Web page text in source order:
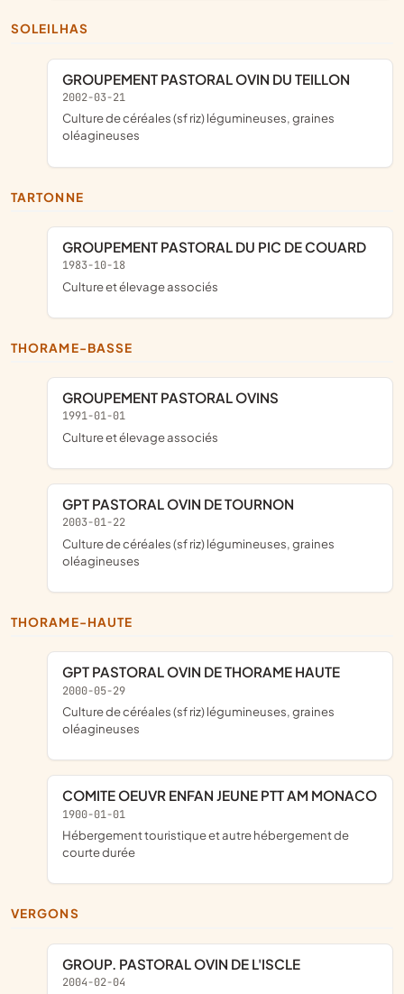
SOLEILHAS
GROUPEMENT PASTORAL OVIN DU TEILLON
2002-03-21
Culture de céréales (sf riz) légumineuses, graines
oléagineuses
TARTONNE
GROUPEMENT PASTORAL DU PIC DE COUARD
1983-10-18
Culture et élevage associés
THORAME-BASSE
GROUPEMENT PASTORAL OVINS
1991-01-01
Culture et élevage associés
GPT PASTORAL OVIN DE TOURNON
2003-01-22
Culture de céréales (sf riz) légumineuses, graines
oléagineuses
THORAME-HAUTE
GPT PASTORAL OVIN DE THORAME HAUTE
2000-05-29
Culture de céréales (sf riz) légumineuses, graines
oléagineuses
COMITE OEUVR ENFAN JEUNE PTT AM MONACO
1900-01-01
Hébergement touristique et autre hébergement de
courte durée
VERGONS
GROUP. PASTORAL OVIN DE L'ISCLE
2004-02-04